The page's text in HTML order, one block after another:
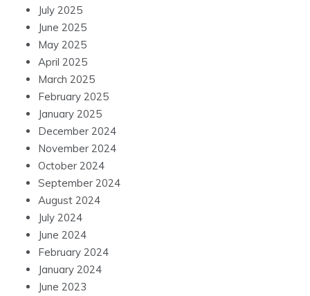
July 2025
June 2025
May 2025
April 2025
March 2025
February 2025
January 2025
December 2024
November 2024
October 2024
September 2024
August 2024
July 2024
June 2024
February 2024
January 2024
June 2023